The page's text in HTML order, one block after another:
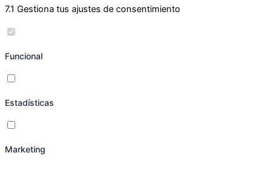
7.1 Gestiona tus ajustes de consentimiento
Funcional
Estadísticas
Marketing